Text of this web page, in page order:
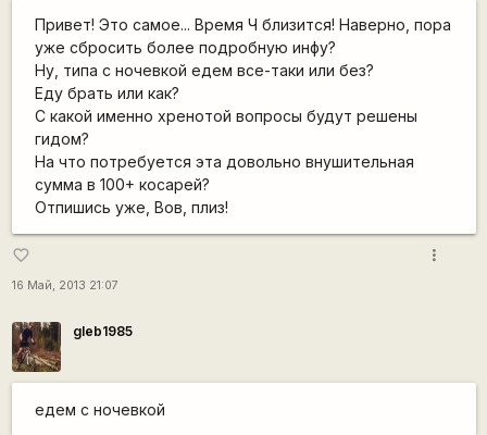
Привет! Это самое... Время Ч близится! Наверно, пора
уже сбросить более подробную инфу?
Ну, типа с ночевкой едем все-таки или без?
Еду брать или как?
С какой именно хренотой вопросы будут решены
гидом?
На что потребуется эта довольно внушительная
сумма в 100+ косарей?
Отпишись уже, Вов, плиз!
favorite_border
16 Май, 2013 21:07
more_vert
gleb1985
едем с ночевкой